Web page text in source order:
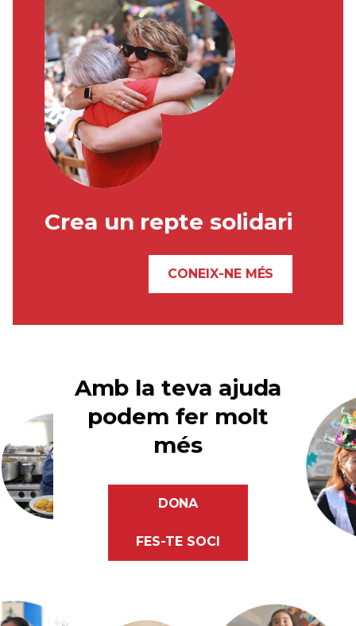
Crea un repte solidari
CONEIX-NE MÉS
Amb la teva ajuda
podem fer molt
més
DONA
FES-TE SOCI